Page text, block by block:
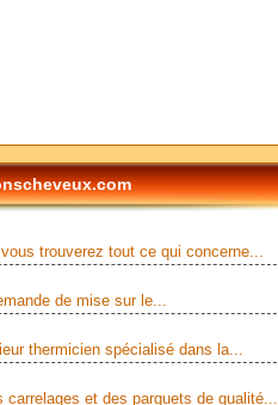
trouverez tout ce qui concerne...
de mise sur le...
thermicien spécialisé dans la...
et des parquets de qualité...